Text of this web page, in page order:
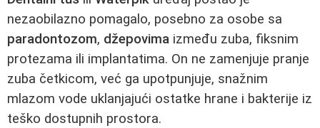
nezaobilazno pomagalo, posebno za osobe sa
paradontozom, džepovima između zuba, fiksnim
protezama ili implantatima. On ne zamenjuje pranje
zuba četkicom, već ga upotpunjuje, snažnim
mlazom vode uklanjajući ostatke hrane i bakterije iz
teško dostupnih prostora.